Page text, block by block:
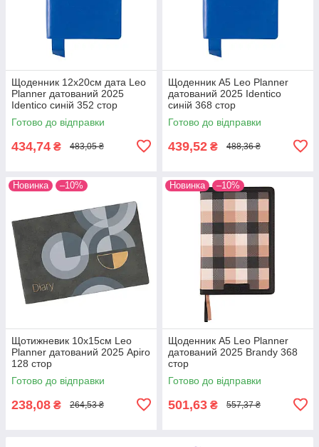
Щоденник 12х20cм дата Leo
Planner датований 2025
Identico синій 352 стор
Готово до відправки
434,74 ₴ 483,05 ₴
Щоденник А5 Leo Planner
датований 2025 Identico
синій 368 стор
Готово до відправки
439,52 ₴ 488,36 ₴
Новинка –10%
Щотижневик 10х15см Leo
Planner датований 2025 Apiro
128 стор
Готово до відправки
238,08 ₴ 264,53 ₴
Новинка –10%
Щоденник А5 Leo Planner
датований 2025 Brandy 368
стор
Готово до відправки
501,63 ₴ 557,37 ₴